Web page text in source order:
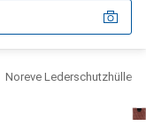
Noreve Lederschutzhülle